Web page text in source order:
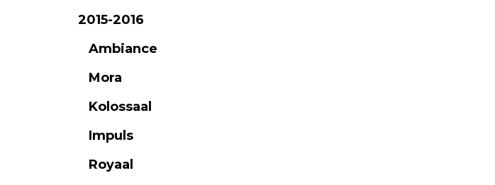
2015-2016
Ambiance
Mora
Kolossaal
Impuls
Royaal